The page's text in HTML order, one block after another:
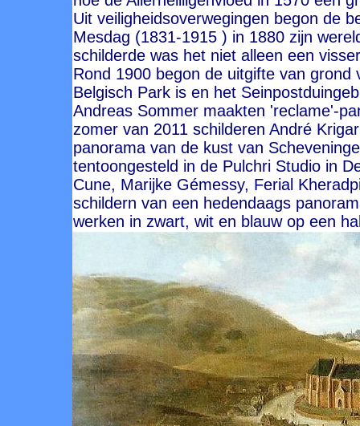
Uit veiligheidsoverwegingen begon de
Mesdag (1831-1915 ) in 1880 zijn
schilderde was het niet alleen een
Rond 1900 begon de uitgifte van
Belgisch Park is en het
Andreas Sommer maakten 'reclame'-
zomer van 2011 schilderen André
panorama van de kust van
tentoongesteld in de Pulchri Studio in
Cune, Marijke Gémessy, Ferial
schildern van een hedendaags
werken in zwart, wit en blauw op een